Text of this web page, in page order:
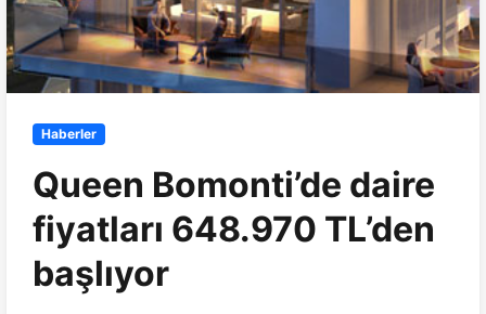
Haberler
Queen Bomonti’de daire
fiyatları 648.970 TL’den
başlıyor